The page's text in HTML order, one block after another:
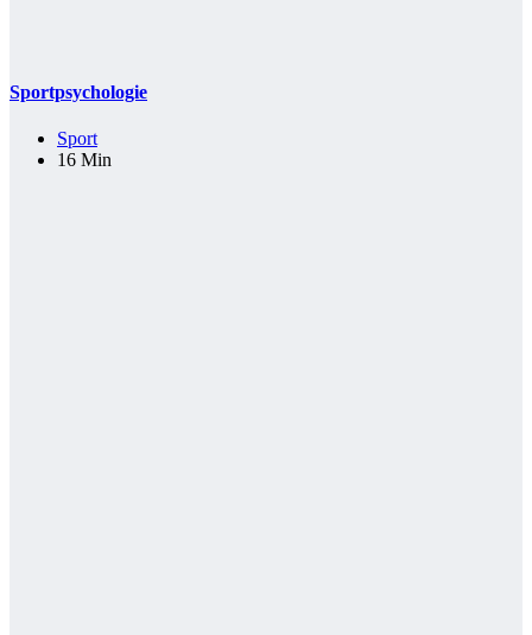
Sportpsychologie
Sport
16 Min